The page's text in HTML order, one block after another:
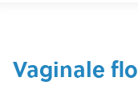
Vaginale